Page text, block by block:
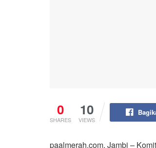
0
SHARES
10
VIEWS
paalmerah.com, Jambi –